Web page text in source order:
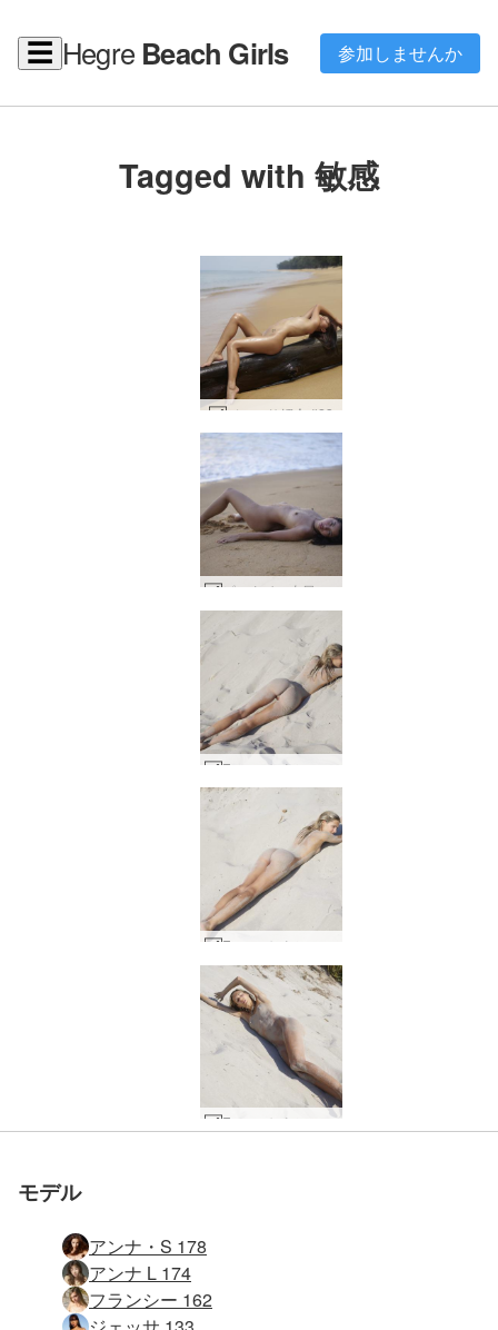
☰ Hegre Beach Girls 参加しませんか
Tagged with 敏感
ジェッサ紹介 #23
ピンタイの夕日 #27
Francy セクシー サンディ #36
モデル
アンナ・S 178
アンナ L 174
フランシー 162